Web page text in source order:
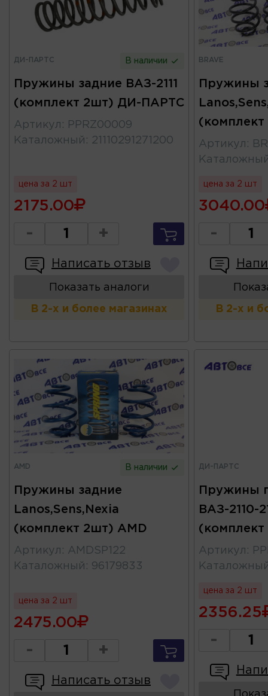
ДИ-ПАРТС В наличии
Пружины задние ВАЗ-2111
(комплект 2шт) ДИ-ПАРТС
Артикул :
PPRZ00009
Каталожный : 21110291271200
цена за 2 шт
2175.00
- +
Написать отзыв
Показать аналоги
В 2-х и более магазинах
BRAVE
Пружины
(комплект
Артикул :
цена за 2 шт
3040.00
-
В 2-х и
AMD В наличии
Пружины задние
Lanos,Sens,Nexia
(комплект 2шт) AMD
Артикул : AMDSP122
Каталожный : 96179833
цена за 2 шт
2475.00
- +
Написать отзыв
ДИ-ПАРТС
Пружины
ВАЗ-2110-
Артикул :
цена за 2 шт
2356.25
-